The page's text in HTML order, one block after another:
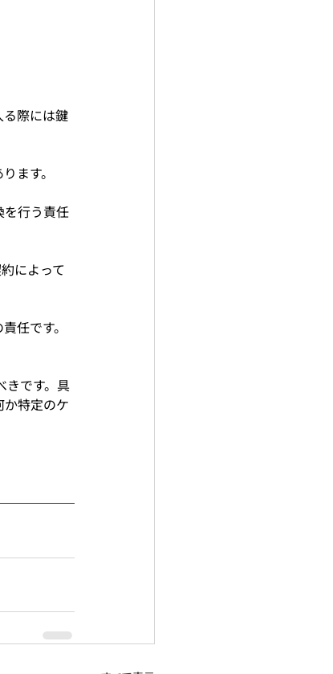
東口店
イブル川口店
際には鍵
ます。
を行う責任
によって
任です。
きです。具
特定のケ